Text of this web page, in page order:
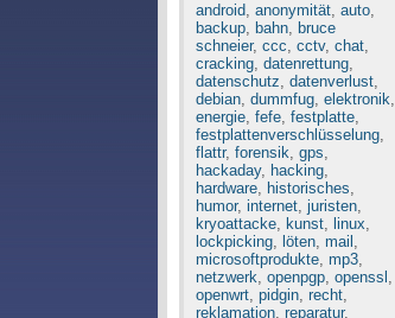
android, anonymität, auto,
backup, bahn, bruce
schneier, ccc, cctv, chat,
cracking, datenrettung,
datenschutz, datenverlust,
debian, dummfug, elektronik,
energie, fefe, festplatte,
festplattenverschlüsselung,
flattr, forensik, gps,
hackaday, hacking,
hardware, historisches,
humor, internet, juristen,
kryoattacke, kunst, linux,
lockpicking, löten, mail ,
microsoftprodukte, mp3,
netzwerk, openpgp, openssl ,
openwrt, pidgin, recht,
reklamation, reparatur,